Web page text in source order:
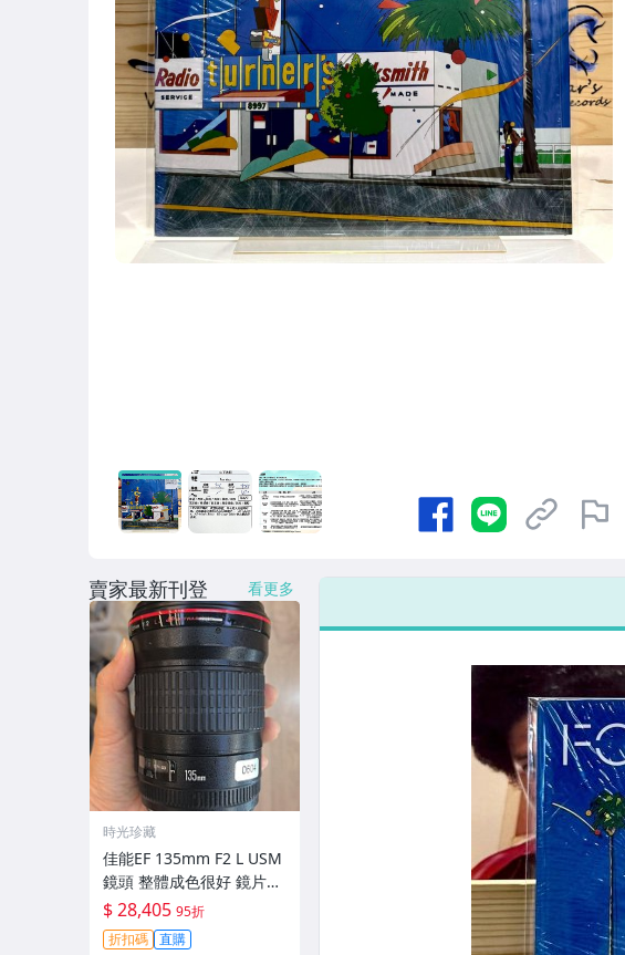
賣家最新刊登 看更多
時光珍藏
佳能EF 135mm F2 L USM
鏡頭 整體成色很好 鏡片完
美無劃痕 功能一切正常 無
拆修無-3430
$ 28,405 95折
折扣碼 直購